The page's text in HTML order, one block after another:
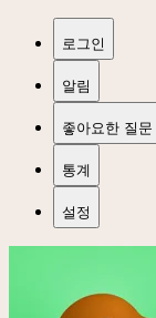
로그인
알림
좋아요한 질문
통계
설정